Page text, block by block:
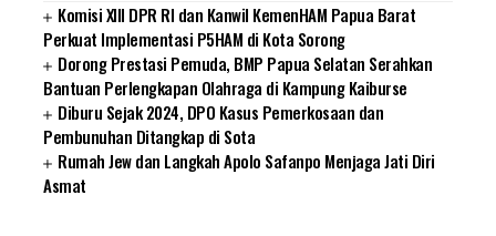
Komisi XIII DPR RI dan Kanwil KemenHAM Papua Barat
Perkuat Implementasi P5HAM di Kota Sorong
Dorong Prestasi Pemuda, BMP Papua Selatan Serahkan
Bantuan Perlengkapan Olahraga di Kampung Kaiburse
Diburu Sejak 2024, DPO Kasus Pemerkosaan dan
Pembunuhan Ditangkap di Sota
Rumah Jew dan Langkah Apolo Safanpo Menjaga Jati Diri
Asmat